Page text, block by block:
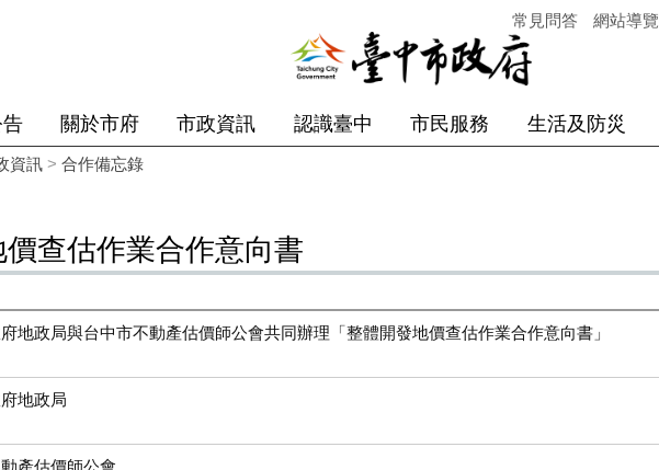
常見問答 網站導覽
關於市府 市政資訊 認識臺中 市民服務 生活及防災
資訊 > 合作備忘錄
查估作業合作意向書
地政局與台中市不動產估價師公會共同辦理「整體開發地價查估作業合作意向書」
地政局